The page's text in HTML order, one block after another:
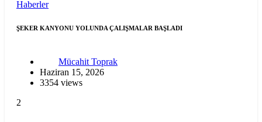
Haberler
ŞEKER KANYONU YOLUNDA ÇALIŞMALAR BAŞLADI
Mücahit Toprak
Haziran 15, 2026
3354 views
2